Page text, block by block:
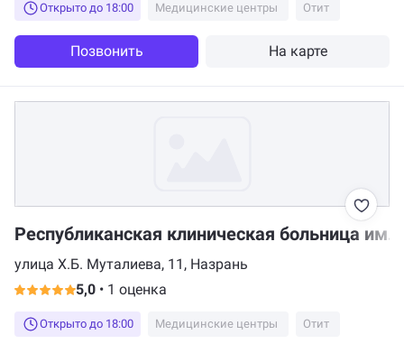
Открыто до 18:00 Медицинские центры Отит
Позвонить На карте
Республиканская клиническая больница
улица Х.Б. Муталиева, 11, Назрань
5,0 • 1 оценка
Открыто до 18:00 Медицинские центры Отит